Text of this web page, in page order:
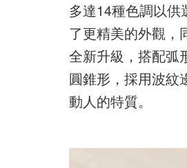
多達14種色調以
了更精美的外觀，
全新升級，搭配弧
圓錐形，採用波紋
動人的特質。